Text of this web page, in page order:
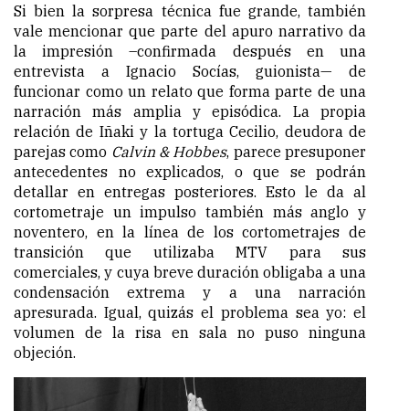
Si bien la sorpresa técnica fue grande, también
vale mencionar que parte del apuro narrativo da
la impresión –confirmada después en una
entrevista a Ignacio Socías, guionista— de
funcionar como un relato que forma parte de una
narración más amplia y episódica. La propia
relación de Iñaki y la tortuga Cecilio, deudora de
parejas como Calvin & Hobbes, parece presuponer
antecedentes no explicados, o que se podrán
detallar en entregas posteriores. Esto le da al
cortometraje un impulso también más anglo y
noventero, en la línea de los cortometrajes de
transición que utilizaba MTV para sus
comerciales, y cuya breve duración obligaba a una
condensación extrema y a una narración
apresurada. Igual, quizás el problema sea yo: el
volumen de la risa en sala no puso ninguna
objeción.